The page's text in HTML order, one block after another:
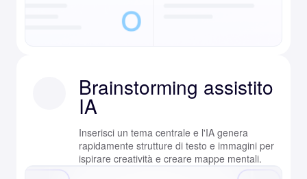
Brainstorming assistito
IA
Inserisci un tema centrale e l'IA genera
rapidamente strutture di testo e immagini per
ispirare creatività e creare mappe mentali.